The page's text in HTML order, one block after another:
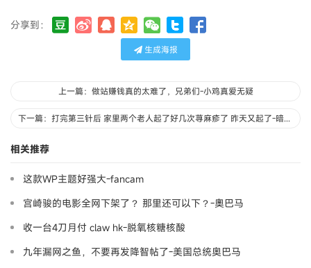
分享到：
生成海报
上一篇：做站赚钱真的太难了，兄弟们-小鸡真爱无疑
下一篇：打完第三针后 家里两个老人起了好几次荨麻疹了 昨天又起了-暗夜精灵
相关推荐
这款WP主题好强大-fancam
宫崎骏的电影全网下架了？ 那里还可以下？-奧巴马
收一台4刀月付 claw hk-脱氧核糖核酸
九年漏网之鱼，不要再发降智帖了-美国总统奥巴马